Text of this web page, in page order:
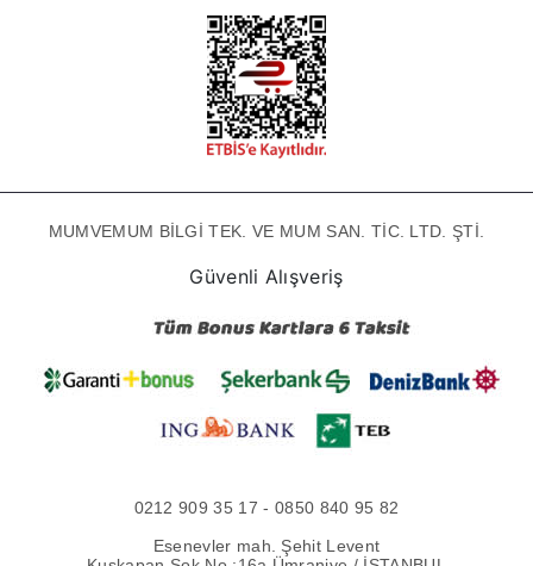
MUMVEMUM BİLGİ TEK. VE MUM SAN. TİC. LTD. ŞTİ.
Güvenli Alışveriş
0212 909 35 17 - 0850 840 95 82
Esenevler mah. Şehit Levent